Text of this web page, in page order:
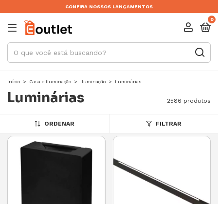
CONFIRA NOSSOS LANÇAMENTOS
0
Início > Casa e Iluminação > Iluminação > Luminárias
Luminárias 2586 produtos
ORDENAR FILTRAR